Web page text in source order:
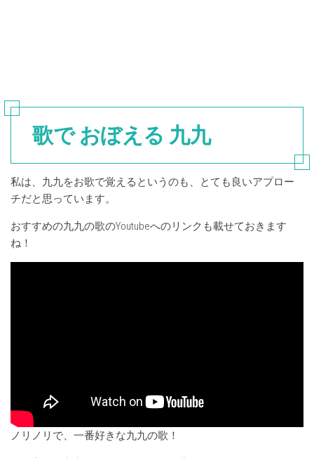
歌で おぼえる 九九
私は、九九をお歌で覚えるというのも、とても良いアプロー
チだと思っています。
おすすめの九九の歌のYoutubeへのリンクも載せておきます
ね！
ノリノリで、一番好きな九九の歌！